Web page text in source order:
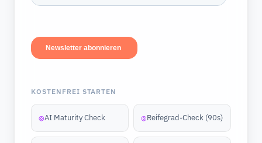
KOSTENFREI STARTEN
◎AI Maturity Check ◎Reifegrad-Check (90s)